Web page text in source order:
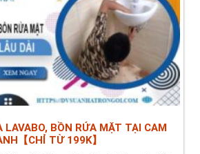
LAVABO, BỒN RỬA MẶT TẠI CAM
【CHỈ TỪ 199K】